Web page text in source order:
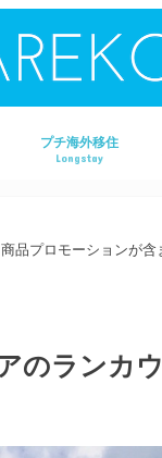
プチ海外移住
Longstay
品プロモーションが含
のランカ